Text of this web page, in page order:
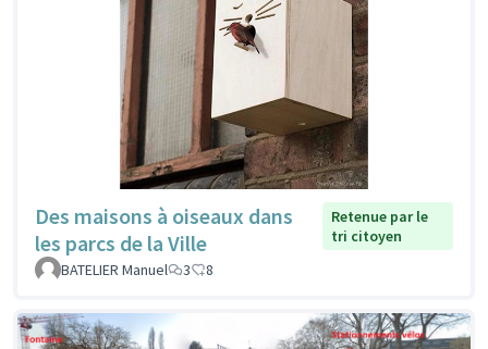
Des maisons à oiseaux dans
les parcs de la Ville
Retenue par le
tri citoyen
BATELIER Manuel
3 8